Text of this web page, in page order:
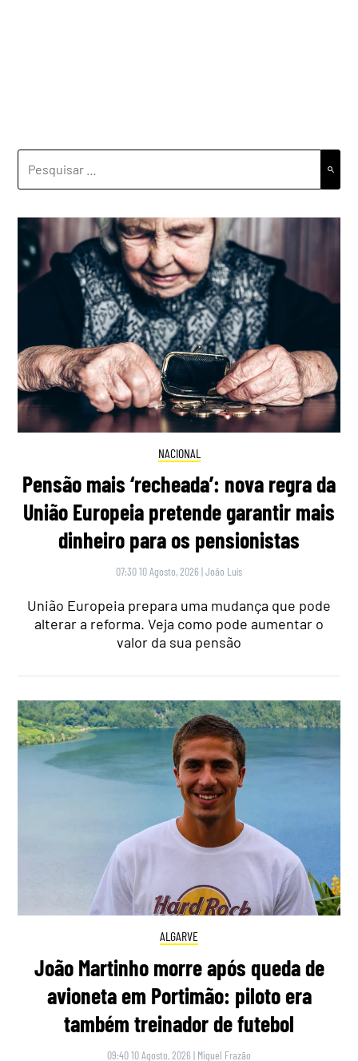
NACIONAL
Pensão mais ‘recheada’: nova regra da
União Europeia pretende garantir mais
dinheiro para os pensionistas
07:30 10 Agosto, 2026 |João Luís
União Europeia prepara uma mudança que pode
alterar a reforma. Veja como pode aumentar o
valor da sua pensão
ALGARVE
João Martinho morre após queda de
avioneta em Portimão: piloto era
também treinador de futebol
09:40 10 Agosto, 2026 | Miguel Frazão